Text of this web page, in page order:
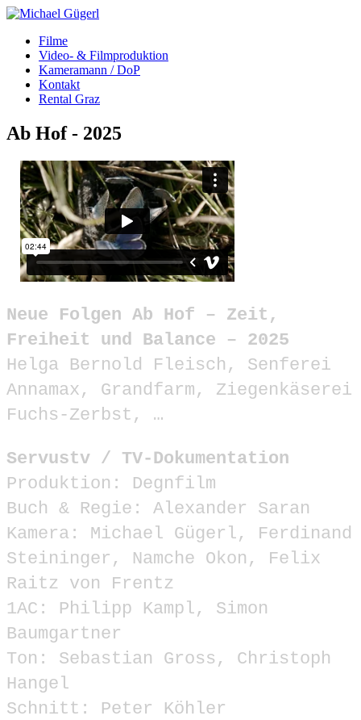
Filme
Video- & Filmproduktion
Kameramann / DoP
Kontakt
Rental Graz
Ab Hof - 2025
Neue Folgen Ab Hof – Zeit,
Freiheit und Balance – 2025
Helga Bernold Fleisch, Senferei
Annamax, Grandfarm, Ziegenkäserei
Fuchs-Zerbst, …
Servustv / TV-Dokumentation
Produktion: Degnfilm
Buch & Regie: Alexander Saran
Kamera: Michael Gügerl, Ferdinand
Steininger, Namche Okon, Felix
Raitz von Frentz
1AC: Philipp Kampl, Simon
Baumgartner
Ton: Sebastian Gross, Christoph
Hangel
Schnitt: Peter Köhler